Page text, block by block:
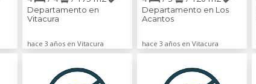
Departamento en
Vitacura
hace 3 años en Vitacura
Departamento en Los
Acantos
hace 3 años en Vitacura